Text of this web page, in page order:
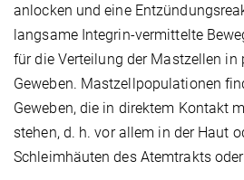
anlocken und eine
langsame Integrin-vermittelte
für die Verteilung der Mastzellen in
Geweben. Mastzellpopulationen
Geweben, die in direktem Kontakt
stehen, d. h. vor allem in der Haut
Schleimhäuten des Atemtrakts